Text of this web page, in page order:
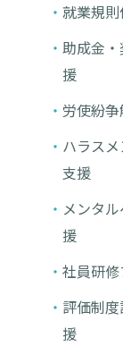
就業規
助成金
援
労使紛
ハラス
支援
メンタ
援
社員研
評価制
援